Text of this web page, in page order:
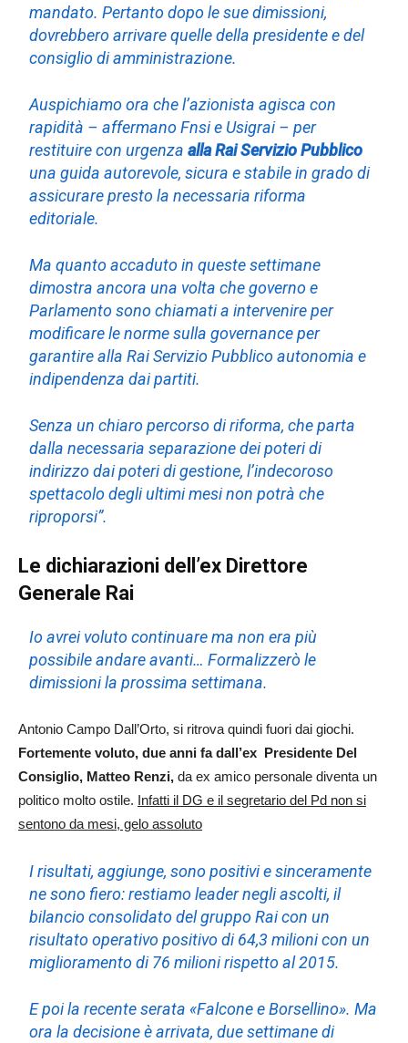
mandato. Pertanto dopo le sue dimissioni,
dovrebbero arrivare quelle della presidente e del
consiglio di amministrazione.
Auspichiamo ora che l’azionista agisca con
rapidità – affermano Fnsi e Usigrai – per
restituire con urgenzaalla Rai Servizio Pubblico
una guida autorevole, sicura e stabile in grado di
assicurare presto la necessaria riforma
editoriale.
Ma quanto accaduto in queste settimane
dimostra ancora una volta che governo e
Parlamento sono chiamati a intervenire per
modificare le norme sulla governance per
garantire alla Rai Servizio Pubblico autonomia e
indipendenza dai partiti.
Senza un chiaro percorso di riforma, che parta
dalla necessaria separazione dei poteri di
indirizzo dai poteri di gestione, l’indecoroso
spettacolo degli ultimi mesi non potrà che
riproporsi”.
Le dichiarazioni dell’ex Direttore
Generale Rai
Io avrei voluto continuare ma non era più
possibile andare avanti… Formalizzerò le
dimissioni la prossima settimana.
Antonio Campo Dall’Orto, si ritrova quindi fuori dai giochi.
Fortemente voluto, due anni fa dall’ex Presidente Del
Consiglio, Matteo Renzi, da ex amico personale diventa un
politico molto ostile. Infatti il DG e il segretario del Pd non si
sentono da mesi, gelo assoluto
I risultati, aggiunge, sono positivi e sinceramente
ne sono fiero: restiamo leader negli ascolti, il
bilancio consolidato del gruppo Rai con un
risultato operativo positivo di 64,3 milioni con un
miglioramento di 76 milioni rispetto al 2015.
E poi la recente serata «Falcone e Borsellino». Ma
ora la decisione è arrivata, due settimane di